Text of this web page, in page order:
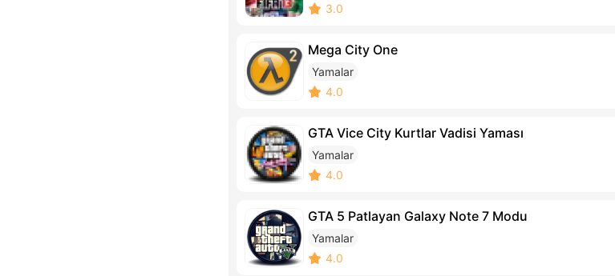
3.0
Mega City One
Yamalar
4.0
GTA Vice City Kurtlar Vadisi Yaması
Yamalar
4.0
GTA 5 Patlayan Galaxy Note 7 Modu
Yamalar
4.0